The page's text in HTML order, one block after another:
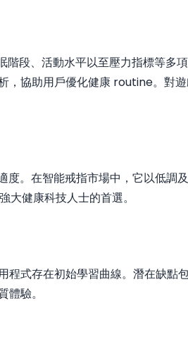
段、活動水平以至壓力指標等多
協助用戶優化健康 routine。對
。在智能戒指市場中，它以低
健康科技人士的首選。
式存在初始學習曲線。潛在缺
驗。